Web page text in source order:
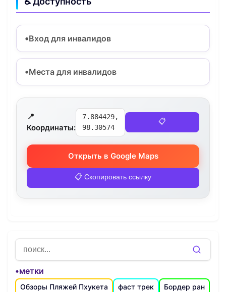
Вход для инвалидов
Места для инвалидов
📍
Координаты:
7.884429,
98.30574
📋
Открыть в Google Maps
📋 Скопировать ссылку
•метки
Обзоры Пляжей Пхукета фаст трек
Бордер ран